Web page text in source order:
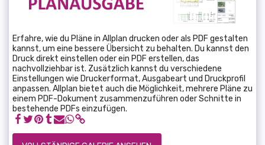
Erfahre, wie du Pläne in Allplan drucken oder als PDF gestalten
kannst, um eine bessere Übersicht zu behalten. Du kannst den
Druck direkt einstellen oder ein PDF erstellen, das
nachvollziehbar ist. Zusätzlich kannst du verschiedene
Einstellungen wie Druckerformat, Ausgabeart und Druckprofil
anpassen. Allplan bietet auch die Möglichkeit, mehrere Pläne zu
einem PDF-Dokument zusammenzuführen oder Schnitte in
bestehende PDFs einzufügen.